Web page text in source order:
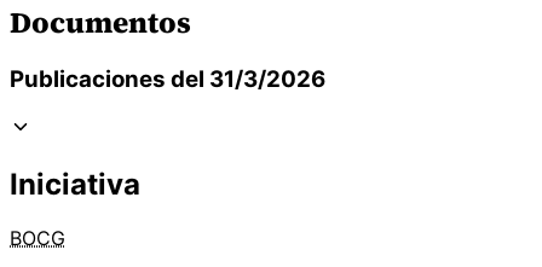
Documentos
Publicaciones del 31/3/2026
Iniciativa
BOCG